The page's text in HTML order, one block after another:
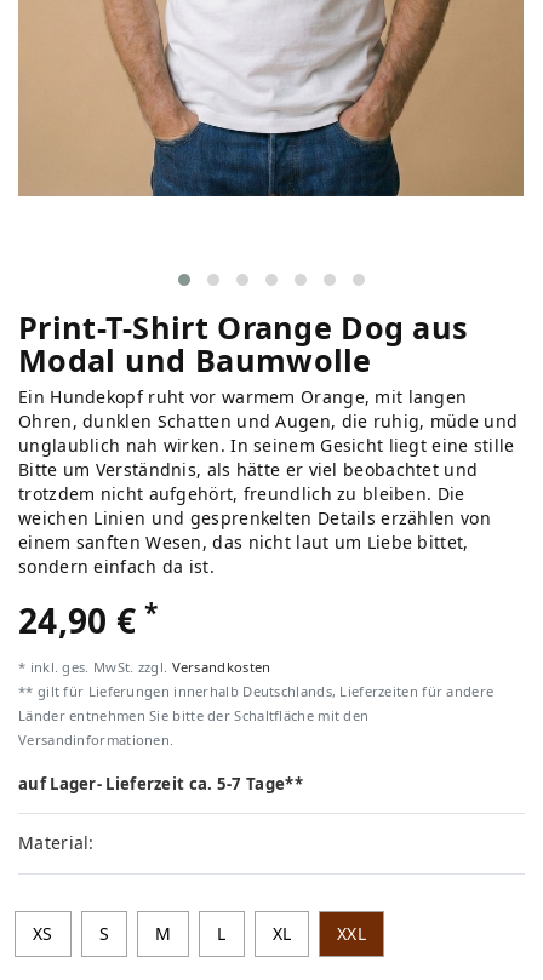
Print-T-Shirt Orange Dog aus
Modal und Baumwolle
Ein Hundekopf ruht vor warmem Orange, mit langen
Ohren, dunklen Schatten und Augen, die ruhig, müde und
unglaublich nah wirken. In seinem Gesicht liegt eine stille
Bitte um Verständnis, als hätte er viel beobachtet und
trotzdem nicht aufgehört, freundlich zu bleiben. Die
weichen Linien und gesprenkelten Details erzählen von
einem sanften Wesen, das nicht laut um Liebe bittet,
sondern einfach da ist.
24,90 €*
* inkl. ges. MwSt. zzgl. Versandkosten
** gilt für Lieferungen innerhalb Deutschlands, Lieferzeiten für andere
Länder entnehmen Sie bitte der Schaltfläche mit den
Versandinformationen.
auf Lager- Lieferzeit ca. 5-7 Tage**
Material:
XS S M L XL XXL